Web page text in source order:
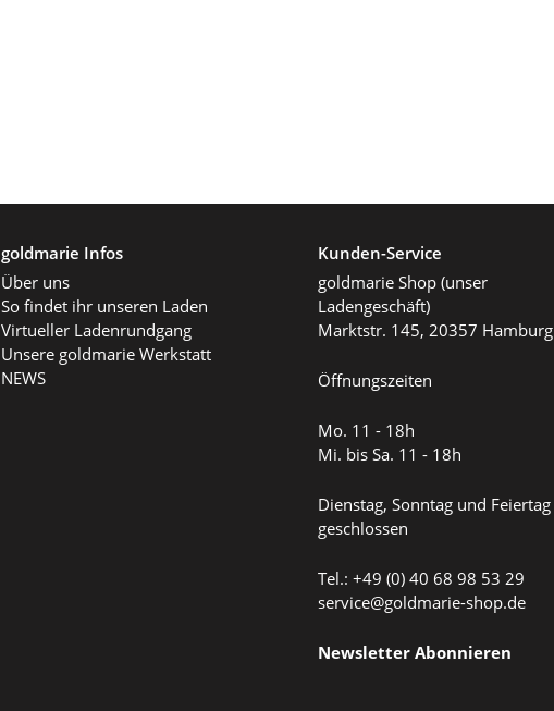
goldmarie Infos
Über uns
So findet ihr unseren Laden
Virtueller Ladenrundgang
Unsere goldmarie Werkstatt
NEWS
Kunden-Service
goldmarie Shop (unser
Ladengeschäft)
Marktstr. 145, 20357 Hamburg
Öffnungszeiten
Mo. 11 - 18h
Mi. bis Sa. 11 - 18h
Dienstag, Sonntag und Feiertag
geschlossen
Tel.: +49 (0) 40 68 98 53 29
service@goldmarie-shop.de
Newsletter Abonnieren